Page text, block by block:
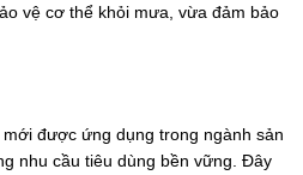
vệ cơ thể khỏi mưa, vừa đảm bảo
được ứng dụng trong ngành sản
nhu cầu tiêu dùng bền vững. Đây